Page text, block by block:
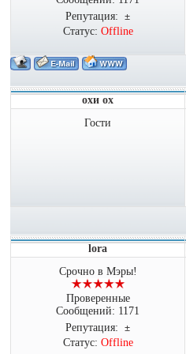
Репутация: ±
Статус: Offline
охи ох
Гости
lora
Срочно в Мэры!
Проверенные
Сообщений: 1171
Репутация: ±
Статус: Offline